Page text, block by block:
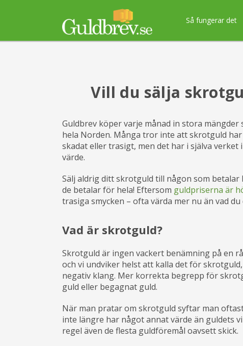
Så fungerar det
Vill du sälja
Guldbrev köper varje månad in stora
hela Norden. Många tror inte att skrotguld
skadat eller trasigt, men det har i själva
värde.
Sälj aldrig ditt skrotguld till någon som
de betalar för hela! Eftersom guldpriserna är
trasiga smycken – ofta värda mer nu än vad
Vad är skrotguld?
Skrotguld är ingen vackert benämning på en
och vi undviker helst att kalla det för
negativ klang. Mer korrekta begrepp för
guld eller begagnat guld.
När man pratar om skrotguld syftar man
inte längre har något annat värde än guldets
regel även de flesta guldföremål oavsett skick.